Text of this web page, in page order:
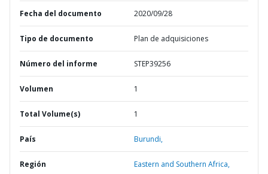
Fecha del documento 2020/09/28
Tipo de documento Plan de adquisiciones
Número del informe STEP39256
Volumen 1
Total Volume(s) 1
País Burundi,
Región Eastern and Southern Africa,